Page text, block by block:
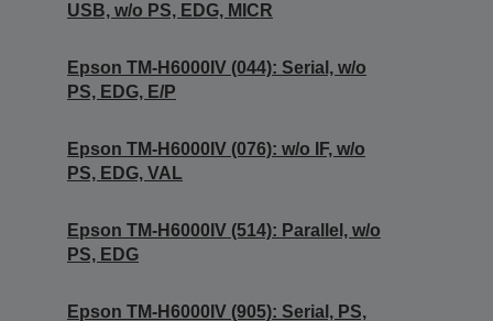
USB, w/o PS, EDG, MICR
Epson TM-H6000IV (044): Serial, w/o
PS, EDG, E/P
Epson TM-H6000IV (076): w/o IF, w/o
PS, EDG, VAL
Epson TM-H6000IV (514): Parallel, w/o
PS, EDG
Epson TM-H6000IV (905): Serial, PS,